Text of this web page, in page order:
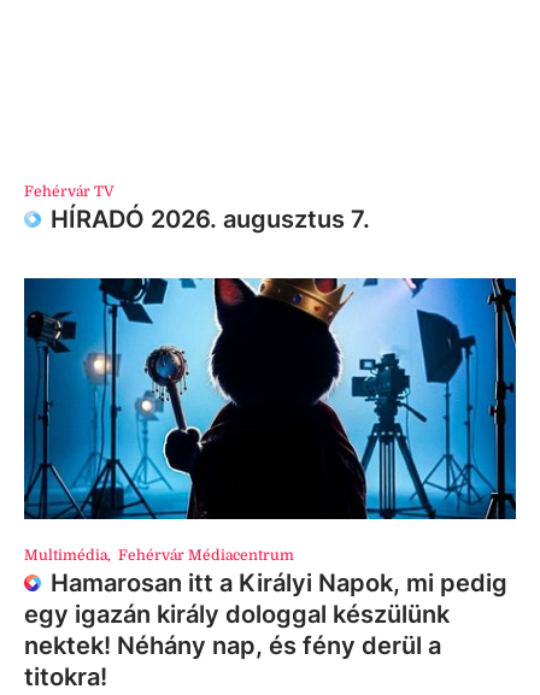
Fehérvár TV
HÍRADÓ 2026. augusztus 7.
Multimédia, Fehérvár Médiacentrum
Hamarosan itt a Királyi Napok, mi pedig
egy igazán király dologgal készülünk
nektek! Néhány nap, és fény derül a
titokra!